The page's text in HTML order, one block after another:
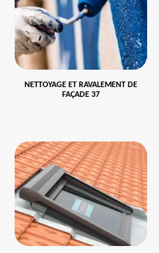
NETTOYAGE ET RAVALEMENT DE
FAÇADE 37